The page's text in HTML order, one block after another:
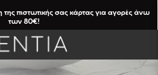
της πιστωτικής σας κάρτας για αγορές άνω
των 80€!